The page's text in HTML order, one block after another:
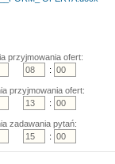
przyjmowania ofert:
:
przyjmowania ofert:
:
zadawania pytań:
: